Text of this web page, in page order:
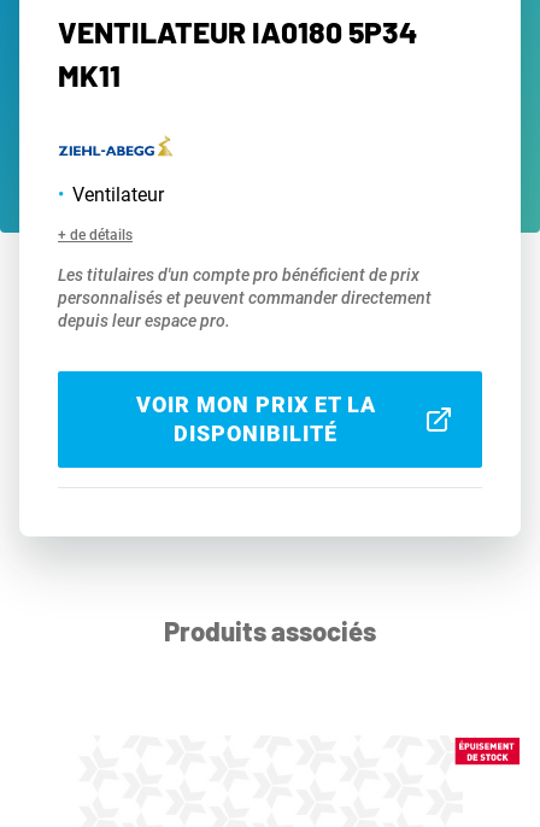
VENTILATEUR IA0180 5P34
MK11
Ventilateur
+ de détails
Les titulaires d'un compte pro bénéficient de prix
personnalisés et peuvent commander directement
depuis leur espace pro.
VOIR MON PRIX ET LA
DISPONIBILITÉ
Produits associés